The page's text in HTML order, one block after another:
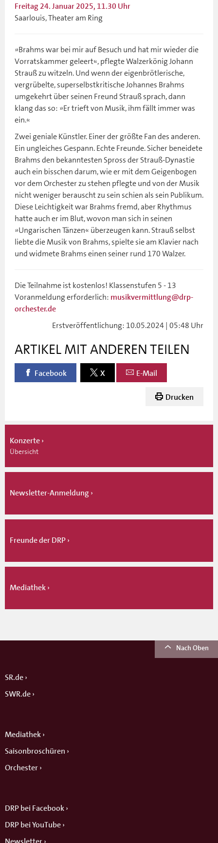
Freitag 24. Januar 2025, 11.30 Uhr
Saarlouis, Theater am Ring
»Brahms war bei mir auf Besuch und hat mir wieder die
Vorratskammer geleert«, pflegte Walzerkönig Johann
Strauß zu witzeln. Und wenn der eigenbrötlerische,
vergrübelte, superselbstkritische Johannes Brahms
umgekehrt über seinen Freund Strauß sprach, dann
klang das so: »Er trieft von Musik, ihm fällt immer was
ein.«
Zwei geniale Künstler. Einer der größte Fan des anderen.
Ein ungleiches Gespann. Echte Freunde. Sicher beneidete
Brahms den bekanntesten Spross der Strauß-Dynastie
auch ein bisschen darum, wie er mit dem Geigenbogen
vor dem Orchester zu stehen pflegte und von der Musik
nicht weniger berauscht zu sein schien als sein Publikum.
Diese Leichtigkeit war Brahms fremd, aber Rhythmus
hatte auch er im Blut, wovon man sich in seinen
»Ungarischen Tänzen« überzeugen kann. Strauß selbst
liebte die Musik von Brahms, spielte sie am Klavier nach
und widmete Brahms einen seiner rund 170 Walzer.
Die Teilnahme ist kostenlos! Klassenstufen 5 - 13
Voranmeldung erforderlich: musikvermittlung@drp-
orchester.de
Erstveröffentlichung: 10.05.2024 | 05:48 Uhr
ARTIKEL MIT ANDEREN TEILEN
Facebook X E-Mail
Drucken
Konzerte
Übersicht
Newsletter-Anmeldung
Freunde der DRP
Mediathek
Nach Oben
SR.de
SWR.de
Mediathek
Saisonbroschüren
Orchester
DRP bei Facebook
DRP bei YouTube